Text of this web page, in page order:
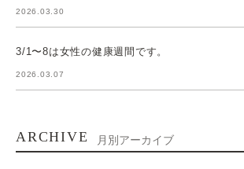
2026.03.30
3/1〜8は女性の健康週間です。
2026.03.07
ARCHIVE 月別アーカイブ